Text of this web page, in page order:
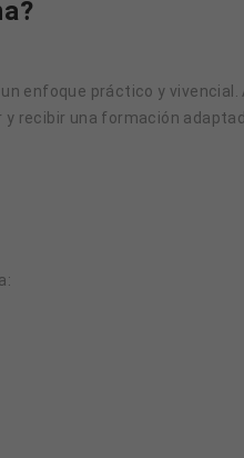
enfoque práctico y vivencial.
recibir una formación